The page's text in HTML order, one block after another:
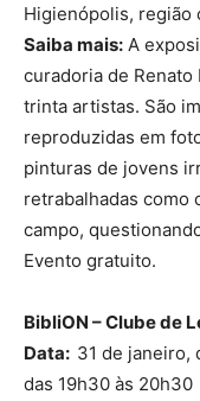
Higienópolis, região
Saiba mais: A
curadoria de Renato
trinta artistas. São
reproduzidas em
pinturas de jovens
retrabalhadas como
campo,
Evento gratuito.
BibliON – Clube de
Data: 31 de janeiro,
das 19h30 às 20h30